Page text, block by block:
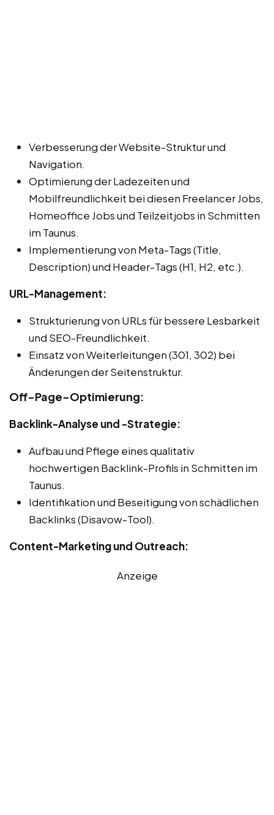
Verbesserung der Website-Struktur und
Navigation.
Optimierung der Ladezeiten und
Mobilfreundlichkeit bei diesen Freelancer Jobs,
Homeoffice Jobs und Teilzeitjobs in Schmitten
im Taunus.
Implementierung von Meta-Tags (Title,
Description) und Header-Tags (H1, H2, etc.).
URL-Management:
Strukturierung von URLs für bessere Lesbarkeit
und SEO-Freundlichkeit.
Einsatz von Weiterleitungen (301, 302) bei
Änderungen der Seitenstruktur.
Off-Page-Optimierung:
Backlink-Analyse und -Strategie:
Aufbau und Pflege eines qualitativ
hochwertigen Backlink-Profils in Schmitten im
Taunus.
Identifikation und Beseitigung von schädlichen
Backlinks (Disavow-Tool).
Content-Marketing und Outreach:
Anzeige